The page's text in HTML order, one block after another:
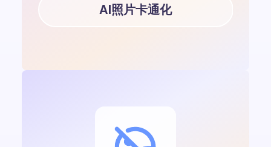
AI照片卡通化